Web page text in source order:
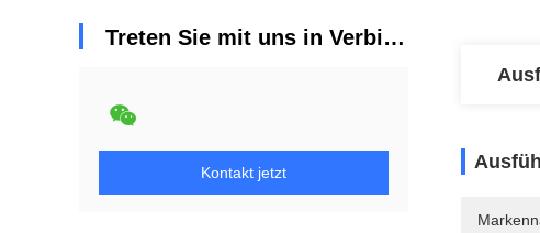
Treten Sie mit uns in Verbindung
Kontakt jetzt